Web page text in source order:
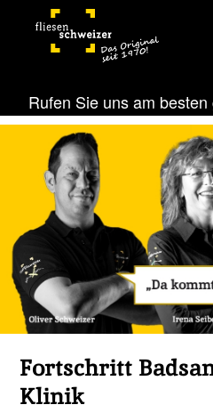
Rufen Sie uns am besten
Fortschritt
Klinik